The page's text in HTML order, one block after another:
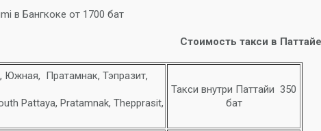
в Бангкоке от 1700 бат
Стоимость такси в Паттайе
Южная, Пратамнак, Тэпразит,
Pattaya, Pratamnak, Thepprasit,
Такси внутри Паттайи 350
бат